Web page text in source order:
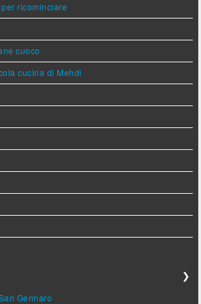
ricominciare
cuoco
cucina di Mehdi
❯
Gennaro